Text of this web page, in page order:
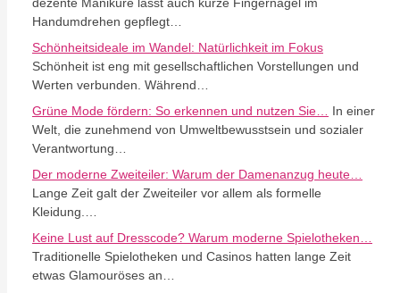
Handumdrehen gepflegt…
Schönheitsideale im Wandel: Natürlichkeit im Fokus
Schönheit ist eng mit gesellschaftlichen Vorstellungen und
Werten verbunden. Während…
Grüne Mode fördern: So erkennen und nutzen Sie…
In einer
Welt, die zunehmend von Umweltbewusstsein und sozialer
Verantwortung…
Der moderne Zweiteiler: Warum der Damenanzug heute…
Lange Zeit galt der Zweiteiler vor allem als formelle
Kleidung.…
Keine Lust auf Dresscode? Warum moderne Spielotheken…
Traditionelle Spielotheken und Casinos hatten lange Zeit
etwas Glamouröses an…